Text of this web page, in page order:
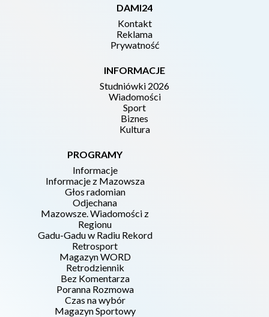
DAMI24
Kontakt
Reklama
Prywatność
INFORMACJE
Studniówki 2026
Wiadomości
Sport
Biznes
Kultura
PROGRAMY
Informacje
Informacje z Mazowsza
Głos radomian
Odjechana
Mazowsze. Wiadomości z
Regionu
Gadu-Gadu w Radiu Rekord
Retrosport
Magazyn WORD
Retrodziennik
Bez Komentarza
Poranna Rozmowa
Czas na wybór
Magazyn Sportowy